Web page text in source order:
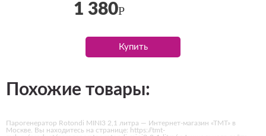
1 380Р
Купить
Похожие товары:
Парогенератор Rotondi MINI3 2,1 литра — Интернет-магазин «ТМТ» в
Москве. Вы находитесь на странице: https://tmt-